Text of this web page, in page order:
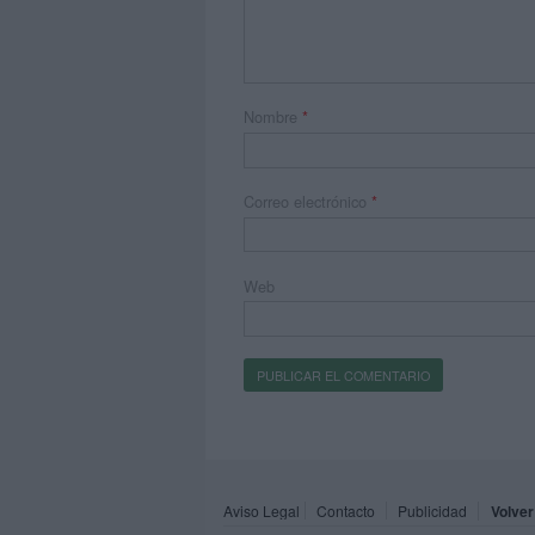
Nombre *
Correo electrónico *
Web
Aviso Legal Contacto Publicidad